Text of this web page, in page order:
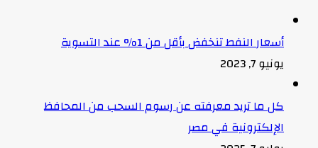
أسعار النفط تنخفض بأقل من 1% عند التسوية
يونيو 7, 2023
كل ما تريد معرفته عن رسوم السحب من المحافظ
الإلكترونية في مصر